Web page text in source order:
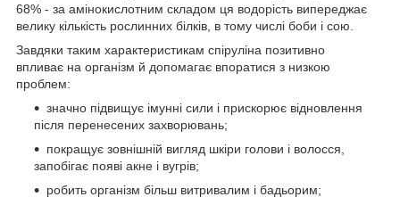
68% - за амінокислотним складом ця водорість випереджає
велику кількість рослинних білків, в тому числі боби і сою.
Завдяки таким характеристикам спіруліна позитивно
впливає на організм й допомагає впоратися з низкою
проблем:
значно підвищує імунні сили і прискорює відновлення
після перенесених захворювань;
покращує зовнішній вигляд шкіри голови і волосся,
запобігає появі акне і вугрів;
робить організм більш витривалим і бадьорим;